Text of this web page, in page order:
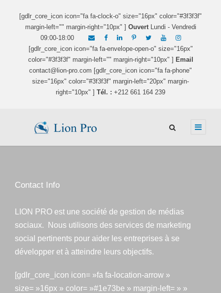
[gdlr_core_icon icon="fa fa-clock-o" size="16px" color="#3f3f3f"
margin-left="" margin-right="10px" ] OuvertLundi - Vendredi
09:00-18:00
[gdlr_core_icon icon="fa fa-envelope-open-o" size="16px"
color="#3f3f3f" margin-left="" margin-right="10px" ] Email
contact@lion-pro.com [gdlr_core_icon icon="fa fa-phone"
size="16px" color="#3f3f3f" margin-left="20px" margin-
right="10px" ] Tél. : +212 661 164 239
Contact Info
LION PRO est une société de gestion de médias
sociaux. Nous utilisons des services de marketing
social pertinents pour aider les entreprises à se
développer et à atteindre leurs objectifs.
[gdlr_core_icon icon= »fa fa-location-arrow »
size= »16px » color= »#1e73be » margin-left= » »